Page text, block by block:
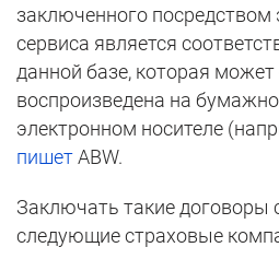
заключенного посредством
сервиса является
данной базе, которая
воспроизведена на
электронном носителе
пишетABW.
Заключать такие договоры
следующие страховые